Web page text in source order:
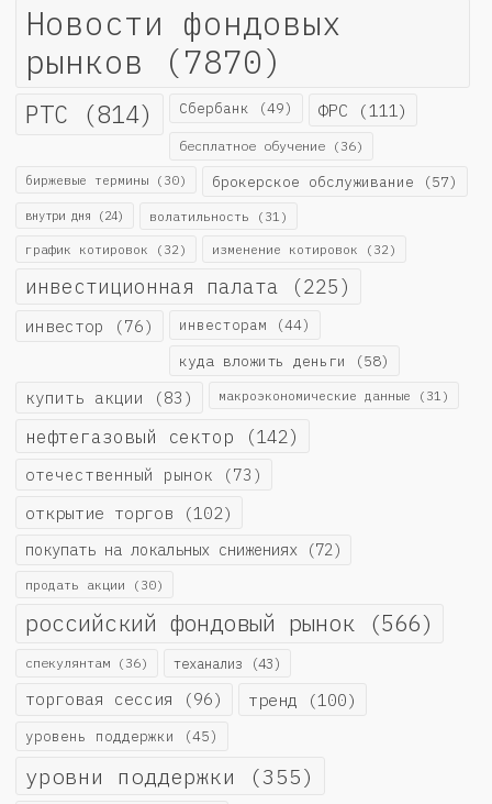
Новости фондовых
рынков (7870)
РТС (814) Сбербанк (49) ФРС (111)
бесплатное обучение (36)
биржевые термины (30) брокерское обслуживание (57)
внутри дня (24) волатильность (31)
график котировок (32) изменение котировок (32)
инвестиционная палата (225)
инвестор (76) инвесторам (44)
куда вложить деньги (58)
купить акции (83) макроэкономические данные (31)
нефтегазовый сектор (142)
отечественный рынок (73)
открытие торгов (102)
покупать на локальных снижениях (72)
продать акции (30)
российский фондовый рынок (566)
спекулянтам (36) теханализ (43)
торговая сессия (96) тренд (100)
уровень поддержки (45)
уровни поддержки (355)